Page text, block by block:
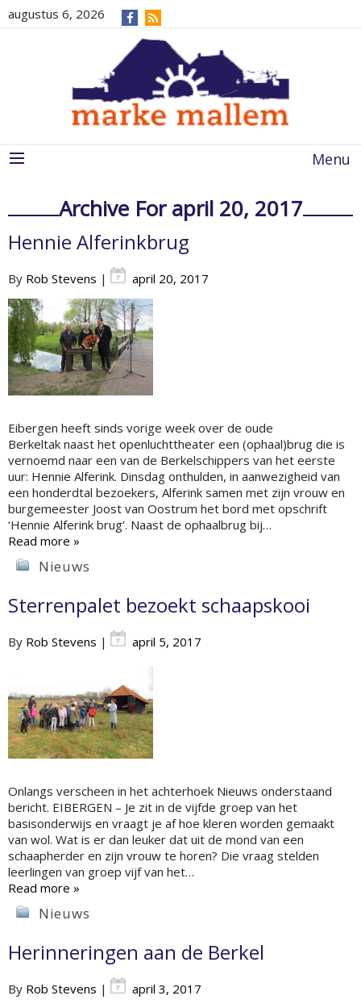
augustus 6, 2026
Menu
Archive For april 20, 2017
Hennie Alferinkbrug
By Rob Stevens | april 20, 2017
Eibergen heeft sinds vorige week over de oude
Berkeltak naast het openluchttheater een (ophaal)brug die is
vernoemd naar een van de Berkelschippers van het eerste
uur: Hennie Alferink. Dinsdag onthulden, in aanwezigheid van
een honderdtal bezoekers, Alferink samen met zijn vrouw en
burgemeester Joost van Oostrum het bord met opschrift
‘Hennie Alferink brug’. Naast de ophaalbrug bij…
Read more »
Nieuws
Sterrenpalet bezoekt schaapskooi
By Rob Stevens | april 5, 2017
Onlangs verscheen in het achterhoek Nieuws onderstaand
bericht. EIBERGEN – Je zit in de vijfde groep van het
basisonderwijs en vraagt je af hoe kleren worden gemaakt
van wol. Wat is er dan leuker dat uit de mond van een
schaapherder en zijn vrouw te horen? Die vraag stelden
leerlingen van groep vijf van het…
Read more »
Nieuws
Herinneringen aan de Berkel
By Rob Stevens | april 3, 2017